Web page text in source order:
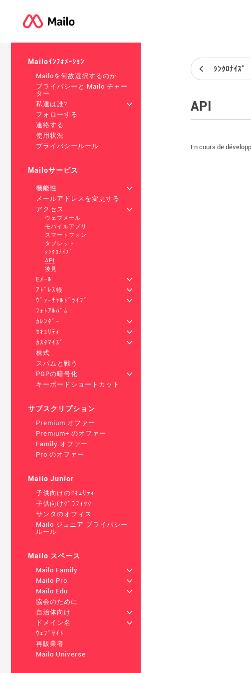
Mailoｲﾝﾌｫﾒｰｼｮﾝ
Mailoを何故選択するのか
プライバシーと Mailo チャー
ター
私達は誰?
+
フォローする
連絡する
使用状況
プライバシールール
Mailoサービス
機能性
+
メールアドレスを変更する
アクセス
+
ウェブメール
モバイルアプリ
スマートフォン
タブレット
ｼﾝｸﾛﾅｲｽﾞ
API
後見
Eﾒｰﾙ
+
ｱﾄﾞﾚｽ帳
+
ｳﾞｧｰﾁｬﾙﾄﾞﾗｲﾌﾞ
+
ﾌｫﾄｱﾙﾊﾞﾑ
ｶﾚﾝﾀﾞｰ
+
ｾｷｭﾘﾃｨ
+
ｶｽﾀﾏｲｽﾞ
+
株式
スパムと戦う
PGPの暗号化
+
キーボードショートカット
サブスクリプション
Premium オファー
Premium+ のオファー
Family オファー
Pro のオファー
Mailo Junior
子供向けのｾｷｭﾘﾃｨ
子供向けｸﾞﾗﾌｨｯｸ
サンタのオフィス
Mailo ジュニア プライバシー
ルール
Mailo スペース
Mailo Family
+
Mailo Pro
+
Mailo Edu
+
協会のために
自治体向け
+
ドメイン名
+
ｳｪﾌﾞｻｲﾄ
再販業者
Mailo Universe
ｼﾝｸﾛﾅｲｽﾞ
API
En cours de